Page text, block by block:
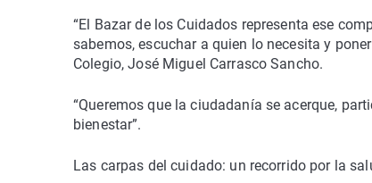
“El Bazar de los Cuidados representa ese
sabemos, escuchar a quien lo necesita y
Colegio, José Miguel Carrasco Sancho.
“Queremos que la ciudadanía se acerque,
bienestar”.
Las carpas del cuidado: un recorrido por la